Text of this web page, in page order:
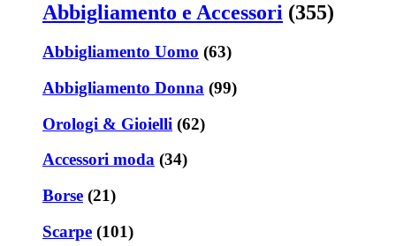
Abbigliamento e Accessori (355)
Abbigliamento Uomo (63)
Abbigliamento Donna (99)
Orologi & Gioielli (62)
Accessori moda (34)
Borse (21)
Scarpe (101)